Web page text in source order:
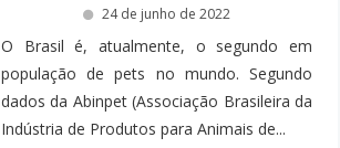
24 de junho de 2022
O Brasil é, atualmente, o segundo em
população de pets no mundo. Segundo
dados da Abinpet (Associação Brasileira da
Indústria de Produtos para Animais de...